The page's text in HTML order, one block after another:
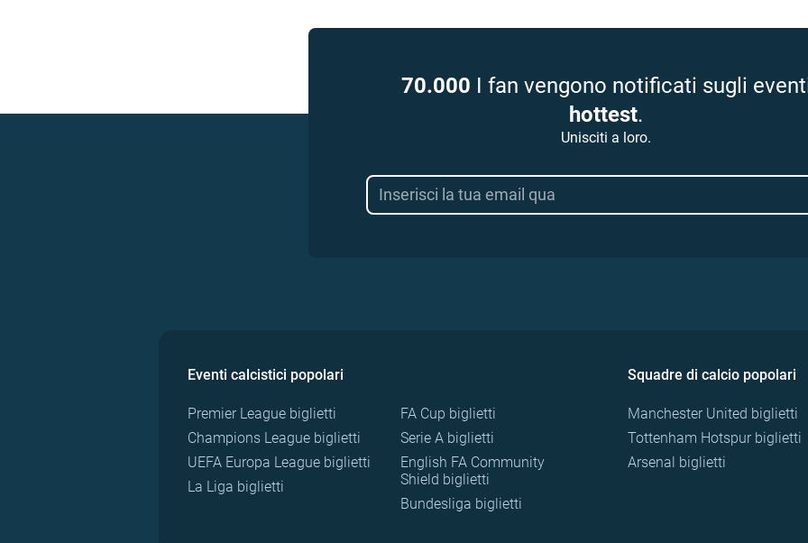
70.000 I fan vengono notificati sugli
hottest.
Unisciti a loro.
Eventi calcistici popolari
Premier League biglietti
Champions League biglietti
UEFA Europa League biglietti
La Liga biglietti
FA Cup biglietti
Serie A biglietti
English FA Community
Shield biglietti
Bundesliga biglietti
Squadre di calcio popolari
Manchester United biglietti
Tottenham Hotspur biglietti
Arsenal biglietti